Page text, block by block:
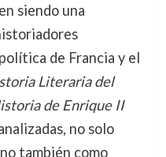
siendo una
de Francia y el
Literaria del
de Enrique II
no solo
también como